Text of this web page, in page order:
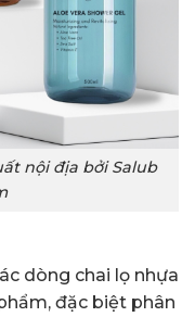
nội địa bởi Salub
dòng chai lọ nhựa
đặc biệt phân